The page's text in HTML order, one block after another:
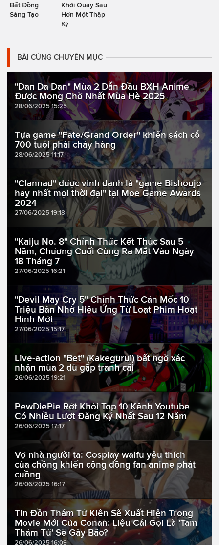
Bất Đồng
Sáng Tạo
Khởi Quay Sau
Hơn Một Thập
Kỷ
BÀI CÙNG CHUYÊN MỤC
"Dan Da Dan" Mùa 2 Dẫn Đầu BXH Anime
Được Mong Chờ Nhất Mùa Hè 2025
28/06/2025 15:25
Tựa game "Fate/Grand Order" khiến sách cổ
700 tuổi phải cháy hàng
28/06/2025 11:17
"Clannad" được vinh danh là "game Bishoujo
hay nhất mọi thời đại" tại Moe Game Awards
2024
27/06/2025 19:18
"Kaiju No. 8" Chính Thức Kết Thúc Sau 5
Năm, Chương Cuối Cùng Ra Mắt Vào Ngày
18 Tháng 7
27/06/2025 16:21
"Devil May Cry 5" Chính Thức Cán Mốc 10
Triệu Bản Nhờ Hiệu Ứng Từ Loạt Phim Hoạt
Hình Mới
27/06/2025 15:17
Live-action "Bet" (Kakegurui) bất ngờ xác
nhận mùa 2 dù gặp tranh cãi
26/06/2025 19:21
PewDiePie Rớt Khỏi Top 10 Kênh Youtube
Có Nhiều Lượt Đăng Ký Nhất Sau 12 Năm
26/06/2025 17:17
Vợ nhà người ta: Cosplay waifu yêu thích
của chồng khiến cộng đồng fan anime phát
cuồng
26/06/2025 16:17
Tin Đồn Thám Tử Kiên Sẽ Xuất Hiện Trong
Movie Mới Của Conan: Liệu Cái Gọi Là 'Tam
Thám Tử' Sẽ Gây Bão?
26/06/2025 16:09